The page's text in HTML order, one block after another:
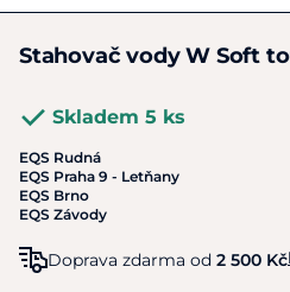
Stahovač vody W Soft
Skladem 5 ks
EQS Rudná
EQS Praha 9 - Letňany
EQS Brno
EQS Závody
Doprava zdarma od 2 500 Kč